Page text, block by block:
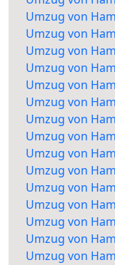
Umzug von
Umzug von
Umzug von
Umzug von
Umzug von
Umzug von
Umzug von
Umzug von
Umzug von
Umzug von
Umzug von
Umzug von
Umzug von
Umzug von
Umzug von